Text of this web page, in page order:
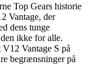
Top Gears historie
Vantage, der
dens tunge
ikke for alle.
Vantage S på
begrænsninger på